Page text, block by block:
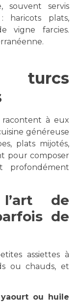
souvent servis
haricots plats,
vigne farcies.
racontent à eux
généreuse
plats mijotés,
pour composer
profondément
de
de
assiettes à
ou chauds, et
ou huile